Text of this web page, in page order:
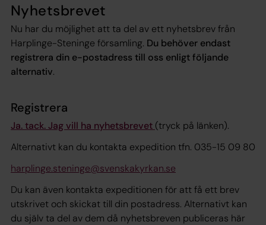
Nyhetsbrevet
Nu har du möjlighet att ta del av ett nyhetsbrev från
Harplinge-Steninge församling. Du behöver endast
registrera din e-postadress till oss enligt följande
alternativ.
Registrera
Ja. tack. Jag vill ha nyhetsbrevet (tryck på länken).
Alternativt kan du kontakta expedition tfn. 035-15 09 80
harplinge.steninge@svenskakyrkan.se
Du kan även kontakta expeditionen för att få ett brev
utskrivet och skickat till din postadress. Alternativt kan
du själv ta del av dem då nyhetsbreven publiceras här